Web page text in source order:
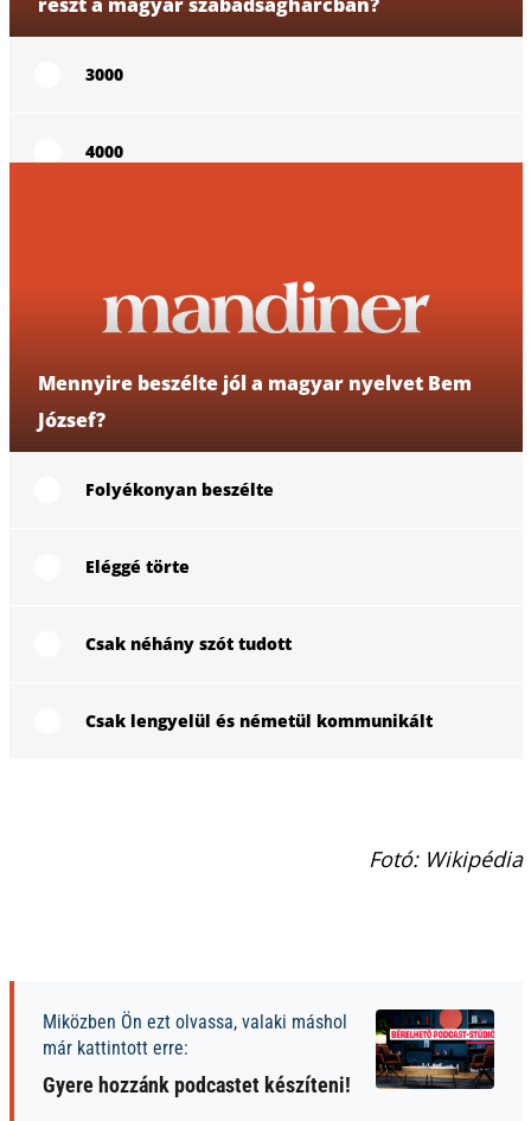
3000
4000
6000
4. kérdés
Mennyire beszélte jól a magyar nyelvet Bem
József?
Folyékonyan beszélte
Eléggé törte
Csak néhány szót tudott
Csak lengyelül és németül kommunikált
Fotó: Wikipédia
Miközben Ön ezt olvassa, valaki máshol
már kattintott erre:
Gyere hozzánk podcastet készíteni!